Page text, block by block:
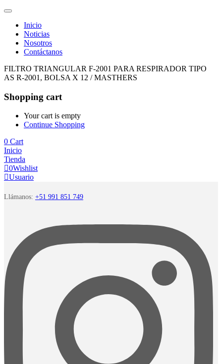
Inicio
Noticias
Nosotros
Contáctanos
FILTRO TRIANGULAR F-2001 PARA RESPIRADOR TIPO
AS R-2001, BOLSA X 12 / MASTHERS
Shopping cart
Your cart is empty
Continue Shopping
0 Cart
Inicio
Tienda
0Wishlist
Usuario
Llámanos: +51 991 851 749